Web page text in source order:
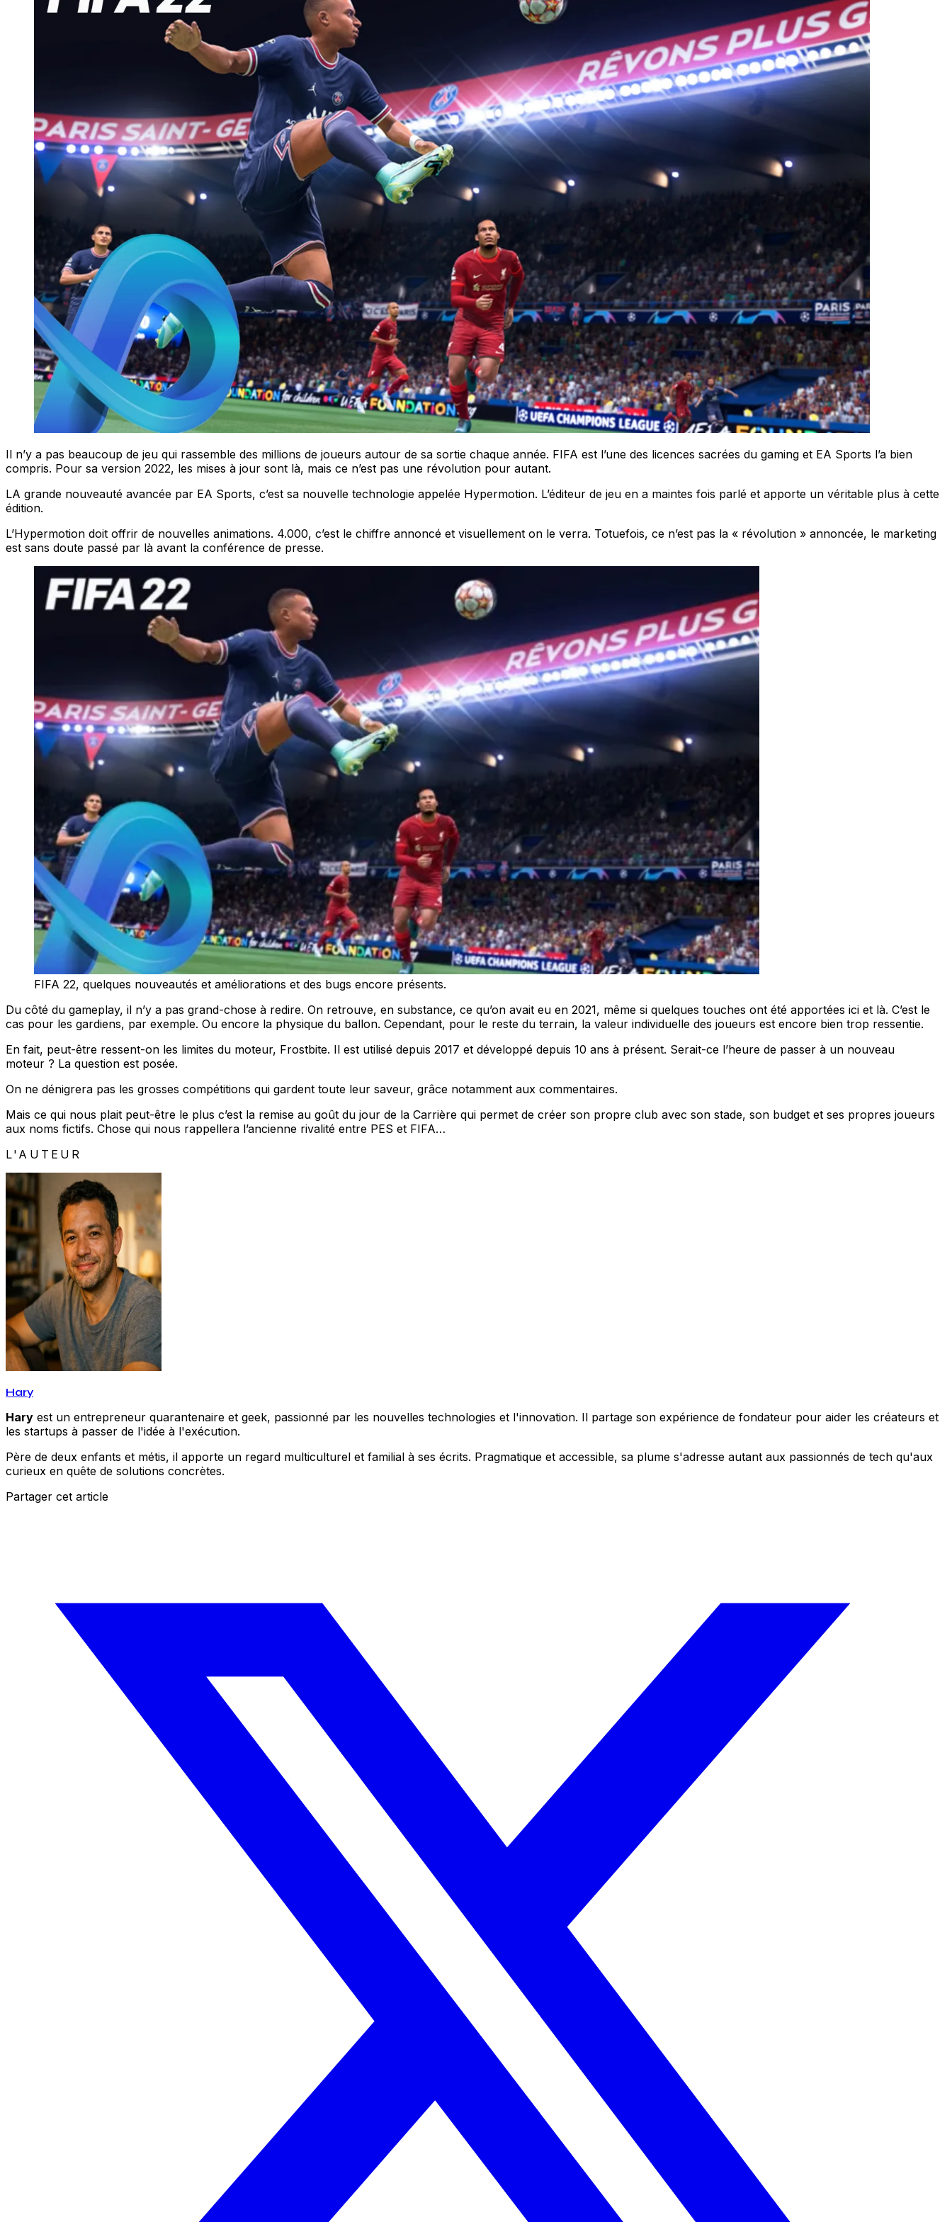
Il n’y a pas beaucoup de jeu qui rassemble des millions de joueurs autour de sa sortie chaque année. FIFA est l’une des licences sacrées du gaming et EA Sports l’a bien
compris. Pour sa version 2022, les mises à jour sont là, mais ce n’est pas une révolution pour autant.
LA grande nouveauté avancée par EA Sports, c’est sa nouvelle technologie appelée Hypermotion. L’éditeur de jeu en a maintes fois parlé et apporte un véritable plus à cette
édition.
L’Hypermotion doit offrir de nouvelles animations. 4.000, c’est le chiffre annoncé et visuellement on le verra. Totuefois, ce n’est pas la « révolution » annoncée, le marketing
est sans doute passé par là avant la conférence de presse.
FIFA 22, quelques nouveautés et améliorations et des bugs encore présents.
Du côté du gameplay, il n’y a pas grand-chose à redire. On retrouve, en substance, ce qu’on avait eu en 2021, même si quelques touches ont été apportées ici et là. C’est le
cas pour les gardiens, par exemple. Ou encore la physique du ballon. Cependant, pour le reste du terrain, la valeur individuelle des joueurs est encore bien trop ressentie.
En fait, peut-être ressent-on les limites du moteur, Frostbite. Il est utilisé depuis 2017 et développé depuis 10 ans à présent. Serait-ce l’heure de passer à un nouveau
moteur ? La question est posée.
On ne dénigrera pas les grosses compétitions qui gardent toute leur saveur, grâce notamment aux commentaires.
Mais ce qui nous plait peut-être le plus c’est la remise au goût du jour de la Carrière qui permet de créer son propre club avec son stade, son budget et ses propres joueurs
aux noms fictifs. Chose qui nous rappellera l’ancienne rivalité entre PES et FIFA…
L'AUTEUR
Hary
Hary est un entrepreneur quarantenaire et geek, passionné par les nouvelles technologies et l'innovation. Il partage son expérience de fondateur pour aider les créateurs et
les startups à passer de l'idée à l'exécution.
Père de deux enfants et métis, il apporte un regard multiculturel et familial à ses écrits. Pragmatique et accessible, sa plume s'adresse autant aux passionnés de tech qu'aux
curieux en quête de solutions concrètes.
Partager cet article